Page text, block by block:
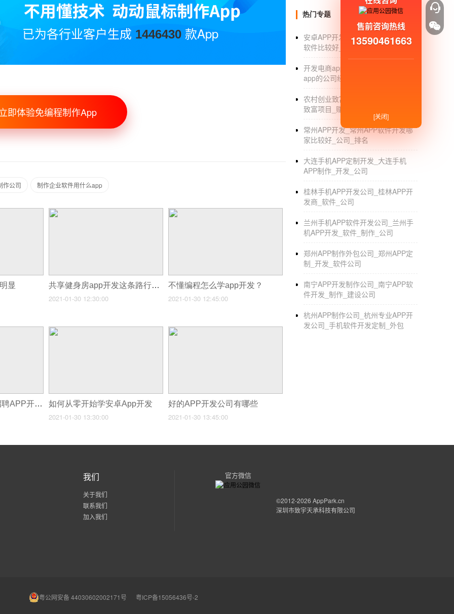
1、酒店品牌展示
客户通过这个APP，用户可以为数不多时间
通过酒店APP，用户可以在线支付、订房。
3、在线跟酒店客服沟通。
4、酒店服务
用户在酒店内可以通过APP下单，预定酒店
在酒店APP上，可以发现其他的周边的其他服
专业是每个行业都需要的，这样能事半功倍
作，让场景化变成一种可能。配音APP开发
搭配，还能同步导出MP3以及歌词文件，可
务。4. 配音指南：对配音不熟悉的用户，可
加简单高效。
已为各行业客户生成 1446430 款App
即体验免编程制作App
作公司 制作企业软件用什么app
显 共享健身房app开发这条路行得通吗
2021-01-30 12:30:00
不懂编程怎么学app开发？
2021-01-30 12:45:00
阅读文章app开发 招聘APP开发需求分析 如何从零开始学安卓App开发
2021-01-30 13:30:00
好的APP开发公司有哪些
2021-01-30 13:45:00
热门专题
安卓APP开发_安卓APP开发用什么
软件比较好_零基础入门_制作教程
开发电商app的公司_网络开发电商
app的公司经营范围_排行
农村创业致富项目_适合在农村创业
致富项目_赚钱方式
常州APP开发_常州APP软件开发哪
家比较好_公司_排名
大连手机APP定制开发_大连手机
APP制作_开发_公司
桂林手机APP开发公司_桂林APP开
发商_软件_公司
兰州手机APP软件开发公司_兰州手
机APP开发_软件_制作_公司
郑州APP制作外包公司_郑州APP定
制_开发_软件公司
南宁APP开发制作公司_南宁APP软
件开发_制作_建设公司
杭州APP制作公司_杭州专业APP开
发公司_手机软件开发定制_外包
我们
关于我们
联系我们
加入我们
官方微信
©2012-2026 AppPark.cn
深圳市致宇天承科技有限公司
粤公网安备 44030602002171号 粤ICP备15056436号-2
售前咨询热线
13590461663
[关闭]